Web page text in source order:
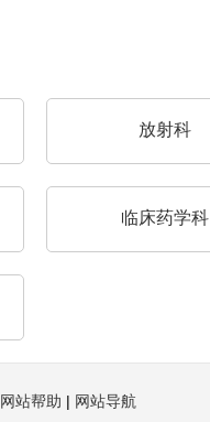
放射科
临床药学科
网站帮助 | 网站导航